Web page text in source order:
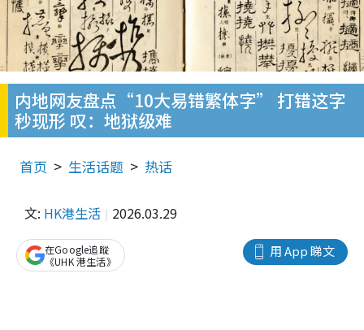
内地网友盘点“10大易错繁体字” 打错这字
秒现形 叹：地狱级难
首页 生活话题 热话
文: HK港生活 2026.03.29
用 App 睇文
在Google追蹤
《UHK 港生活》